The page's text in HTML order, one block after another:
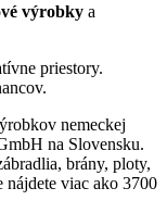
výrobky a
priestory.
nemeckej
na Slovensku.
brány, ploty,
nájdete viac ako 3700